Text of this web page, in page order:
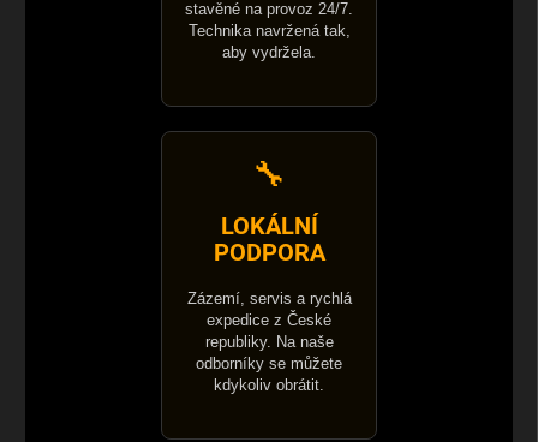
stavěné na provoz 24/7.
Technika navržená tak,
aby vydržela.
🔧
LOKÁLNÍ
PODPORA
Zázemí, servis a rychlá
expedice z České
republiky. Na naše
odborníky se můžete
kdykoliv obrátit.